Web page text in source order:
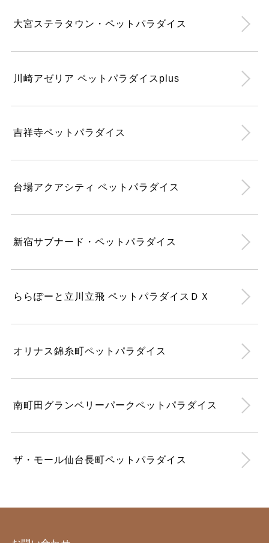
大宮ステラタウン・ペットパラダイス
川崎アゼリア ペットパラダイスplus
吉祥寺ペットパラダイス
台場アクアシティ ペットパラダイス
新宿サブナード・ペットパラダイス
ららぽーと立川立飛 ペットパラダイスＤＸ
オリナス錦糸町ペットパラダイス
南町田グランベリーパークペットパラダイス
ザ・モール仙台長町ペットパラダイス